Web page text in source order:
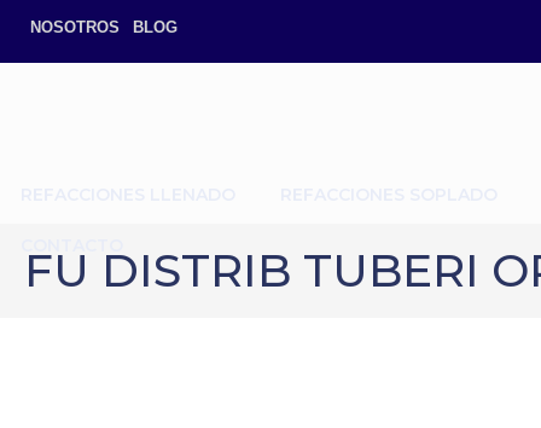
NOSOTROS BLOG
FU DISTRIB TUBERI